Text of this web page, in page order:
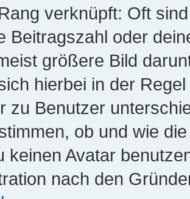
verknüpft: Oft
Beitragszahl oder
größere Bild
hierbei in der
zu Benutzer
ob und wie
keinen Avatar
nach den